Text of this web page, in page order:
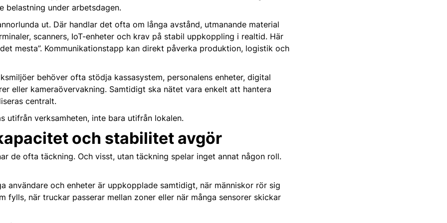
belastning under arbetsdagen.
ut. Där handlar det ofta om långa avstånd, utmanande material
scanners, IoT-enheter och krav på stabil uppkoppling i realtid. Här
mesta”. Kommunikationstapp kan direkt påverka produktion, logistik och
behöver ofta stödja kassasystem, personalens enheter, digital
eller kameraövervakning. Samtidigt ska nätet vara enkelt att hantera
centralt.
utifrån verksamheten, inte bara utifrån lokalen.
och stabilitet avgör
de ofta täckning. Och visst, utan täckning spelar inget annat någon roll.
användare och enheter är uppkopplade samtidigt, när människor rör sig
fylls, när truckar passerar mellan zoner eller när många sensorer skickar